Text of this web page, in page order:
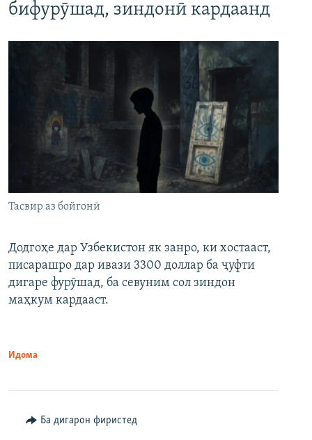
бифурӯшад, зиндонӣ кардаанд
Тасвир аз бойгонӣ
Додгоҳе дар Узбекистон як занро, ки хостааст,
писарашро дар ивази 3300 доллар ба ҷуфти
дигаре фурӯшад, ба севуним сол зиндон
маҳкум кардааст.
Идома
Ба дигарон фиристед